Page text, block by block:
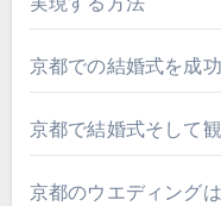
京都での結婚式を成
京都で結婚式そして
京都のウエディング